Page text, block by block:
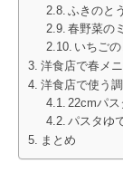
ふきのと
春野菜の
いちご
洋食店で春メ
洋食店で使う
22cmパス
パスタゆ
まとめ